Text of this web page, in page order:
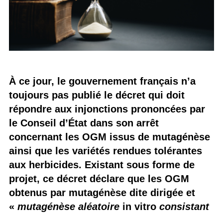
À ce jour, le gouvernement français n’a
toujours pas publié le décret qui doit
répondre aux injonctions prononcées par
le Conseil d’État dans son arrêt
concernant les OGM issus de mutagénèse
ainsi que les variétés rendues tolérantes
aux herbicides. Existant sous forme de
projet, ce décret déclare que les OGM
obtenus par mutagénèse dite dirigée et
« mutagénèse aléatoirein vitro consistant